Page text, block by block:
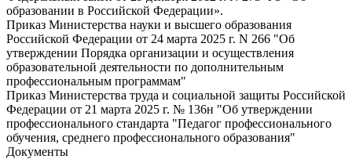
образовании в Российской Федерации».
Приказ Министерства науки и высшего образования
Российской Федерации от 24 марта 2025 г. N 266 "Об
утверждении Порядка организации и осуществления
образовательной деятельности по дополнительным
профессиональным программам"
Приказ Министерства труда и социальной защиты Российской
Федерации от 21 марта 2025 г. № 136н "Об утверждении
профессионального стандарта "Педагог профессионального
обучения, среднего профессионального образования"
Документы